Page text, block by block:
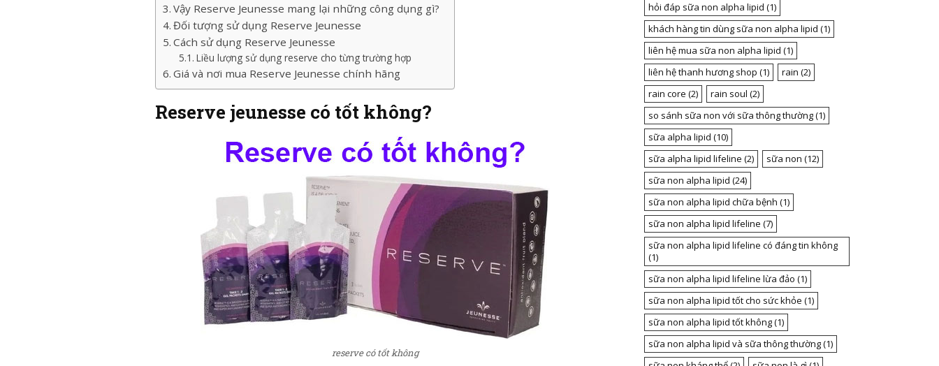
Vậy Reserve Jeunesse mang lại những công dụng gì?
Đối tượng sử dụng Reserve Jeunesse
Cách sử dụng Reserve Jeunesse
Liều lượng sử dụng reserve cho từng trường hợp
Giá và nơi mua Reserve Jeunesse chính hãng
Reserve jeunesse có tốt không?
reserve có tốt không
hỏi đáp sữa non alpha lipid (1)
khách hàng tin dùng sữa non alpha lipid (1)
liên hệ mua sữa non alpha lipid (1)
liên hệ thanh hương shop (1) rain (2)
rain core (2) rain soul (2)
so sánh sữa non với sữa thông thường(1)
sữa alpha lipid (10)
sữa alpha lipid lifeline (2) sữa non (12)
sữa non alpha lipid (24)
sữa non alpha lipid chữa bệnh (1)
sữa non alpha lipid lifeline (7)
sữa non alpha lipid lifeline có đáng tin không
(1)
sữa non alpha lipid lifeline lừa đảo (1)
sữa non alpha lipid tốt cho sức khỏe (1)
sữa non alpha lipid tốt không(1)
sữa non alpha lipid và sữa thông thường(1)